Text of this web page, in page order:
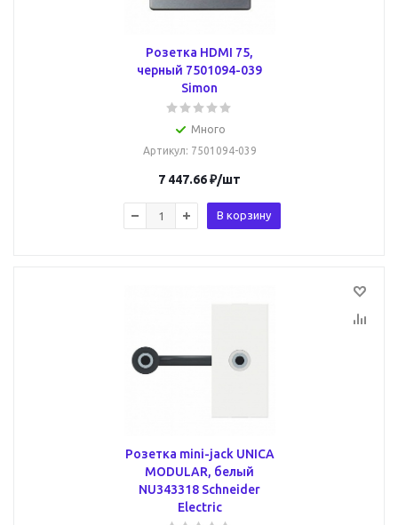
Розетка HDMI 75,
черный 7501094-039
Simon
Много
Артикул: 7501094-039
7 447.66₽/шт
В корзину
Розетка mini-jack UNICA
MODULAR, белый
NU343318 Schneider
Electric